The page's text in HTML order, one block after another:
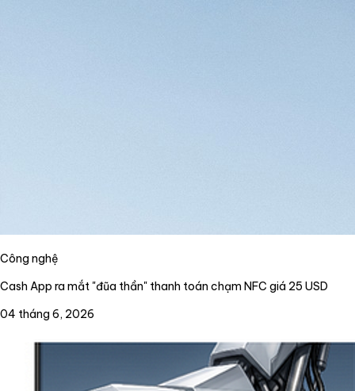
Công nghệ
Cash App ra mắt "đũa thần" thanh toán chạm NFC giá 25 USD
04 tháng 6, 2026